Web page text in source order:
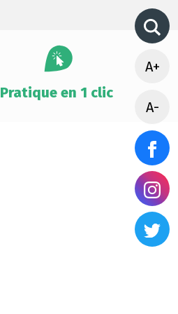
Pratique en 1 clic
A+
A-